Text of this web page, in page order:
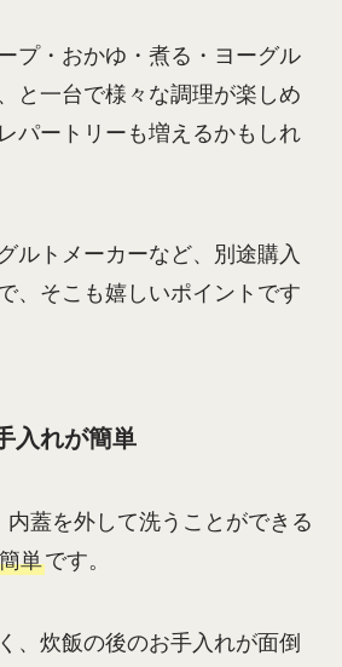
プ・おかゆ・煮る・ヨーグル
と一台で様々な調理が楽しめ
パートリーも増えるかもしれ
ルトメーカーなど、別途購入
、そこも嬉しいポイントです
入れが簡単
内蓋を外して洗うことができる
単です。
、炊飯の後のお手入れが面倒